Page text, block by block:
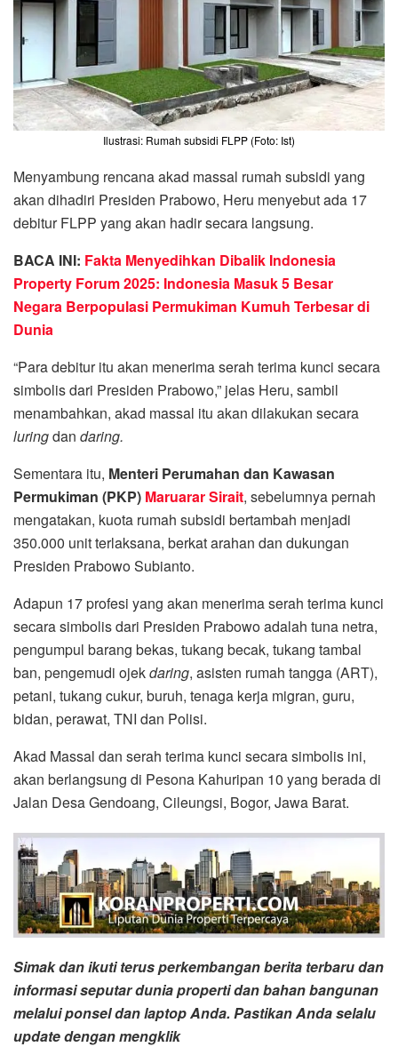
Ilustrasi: Rumah subsidi FLPP (Foto: Ist)
Menyambung rencana akad massal rumah subsidi yang
akan dihadiri Presiden Prabowo, Heru menyebut ada 17
debitur FLPP yang akan hadir secara langsung.
BACA INI: Fakta Menyedihkan Dibalik Indonesia
Property Forum 2025: Indonesia Masuk 5 Besar
Negara Berpopulasi Permukiman Kumuh Terbesar di
Dunia
“Para debitur itu akan menerima serah terima kunci secara
simbolis dari Presiden Prabowo,” jelas Heru, sambil
menambahkan, akad massal itu akan dilakukan secara
luringdan daring.
Sementara itu, Menteri Perumahan dan Kawasan
Permukiman (PKP) Maruarar Sirait, sebelumnya pernah
mengatakan, kuota rumah subsidi bertambah menjadi
350.000 unit terlaksana, berkat arahan dan dukungan
Presiden Prabowo Subianto.
Adapun 17 profesi yang akan menerima serah terima kunci
secara simbolis dari Presiden Prabowo adalah tuna netra,
pengumpul barang bekas, tukang becak, tukang tambal
ban, pengemudi ojekdaring, asisten rumah tangga (ART),
petani, tukang cukur, buruh, tenaga kerja migran, guru,
bidan, perawat, TNI dan Polisi.
Akad Massal dan serah terima kunci secara simbolis ini,
akan berlangsung di Pesona Kahuripan 10 yang berada di
Jalan Desa Gendoang, Cileungsi, Bogor, Jawa Barat.
Simak dan ikuti terus perkembangan berita terbaru dan
informasi seputar dunia properti dan bahan bangunan
melalui ponsel dan laptop Anda. Pastikan Anda selalu
update dengan mengklik